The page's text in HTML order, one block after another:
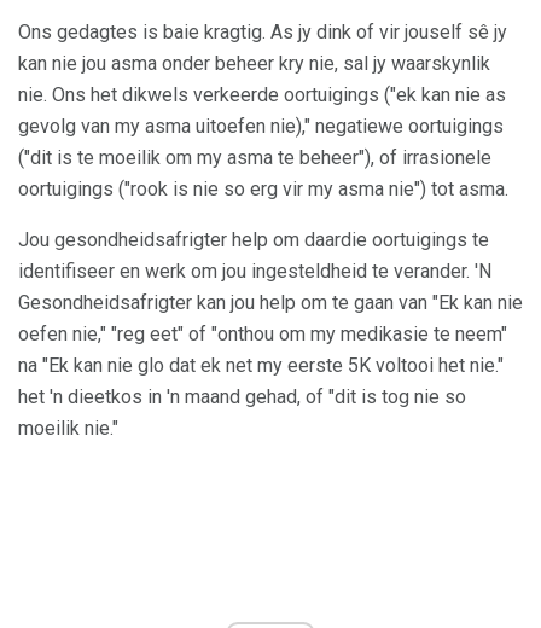
Ons gedagtes is baie kragtig. As jy dink of vir jouself sê jy
kan nie jou asma onder beheer kry nie, sal jy waarskynlik
nie. Ons het dikwels verkeerde oortuigings ("ek kan nie as
gevolg van my asma uitoefen nie)," negatiewe oortuigings
("dit is te moeilik om my asma te beheer"), of irrasionele
oortuigings ("rook is nie so erg vir my asma nie") tot asma.
Jou gesondheidsafrigter help om daardie oortuigings te
identifiseer en werk om jou ingesteldheid te verander. 'N
Gesondheidsafrigter kan jou help om te gaan van "Ek kan nie
oefen nie," "reg eet" of "onthou om my medikasie te neem"
na "Ek kan nie glo dat ek net my eerste 5K voltooi het nie."
het 'n dieetkos in 'n maand gehad, of "dit is tog nie so
moeilik nie."